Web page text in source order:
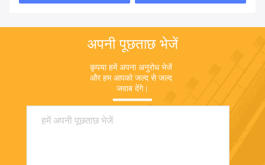
अपनी पूछताछ भेजें
कृपया हमें अपना अनुरोध भेजें
और हम आपको जल्द से जल्द
जवाब देंगे।